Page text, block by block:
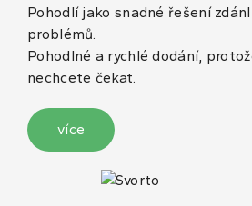
Pohodlí jako snadné řešení
problémů.
Pohodlné a rychlé dodání,
nechcete čekat.
více